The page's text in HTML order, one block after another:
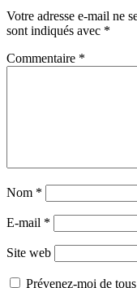
Votre adresse e-mail ne
sont indiqués avec *
Commentaire *
Nom *
E-mail *
Site web
Prévenez-moi de